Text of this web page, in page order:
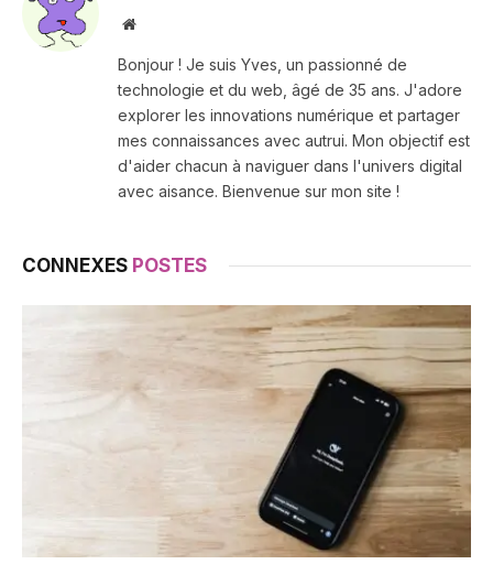
Site
Bonjour ! Je suis Yves, un passionné de
technologie et du web, âgé de 35 ans. J'adore
explorer les innovations numérique et partager
mes connaissances avec autrui. Mon objectif est
d'aider chacun à naviguer dans l'univers digital
avec aisance. Bienvenue sur mon site !
CONNEXES POSTES